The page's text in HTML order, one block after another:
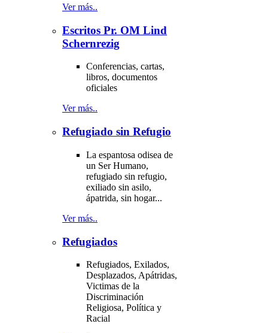
Ver más..
Escritos Pr. OM Lind
Schernrezig
Conferencias, cartas,
libros, documentos
oficiales
Ver más..
Refugiado sin Refugio
La espantosa odisea de
un Ser Humano,
refugiado sin refugio,
exiliado sin asilo,
ápatrida, sin hogar...
Ver más..
Refugiados
Refugiados, Exilados,
Desplazados, Apátridas,
Victimas de la
Discriminación
Religiosa, Política y
Racial